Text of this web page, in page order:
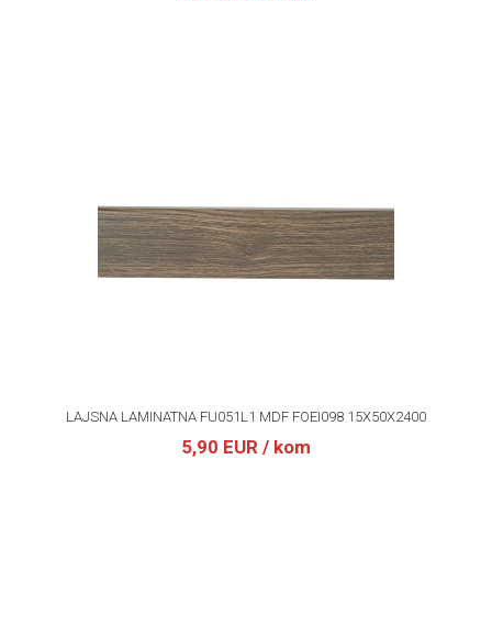
LAJSNA LAMINATNA FU051L1 MDF FOEI098 15X50X2400
5,90 EUR / kom